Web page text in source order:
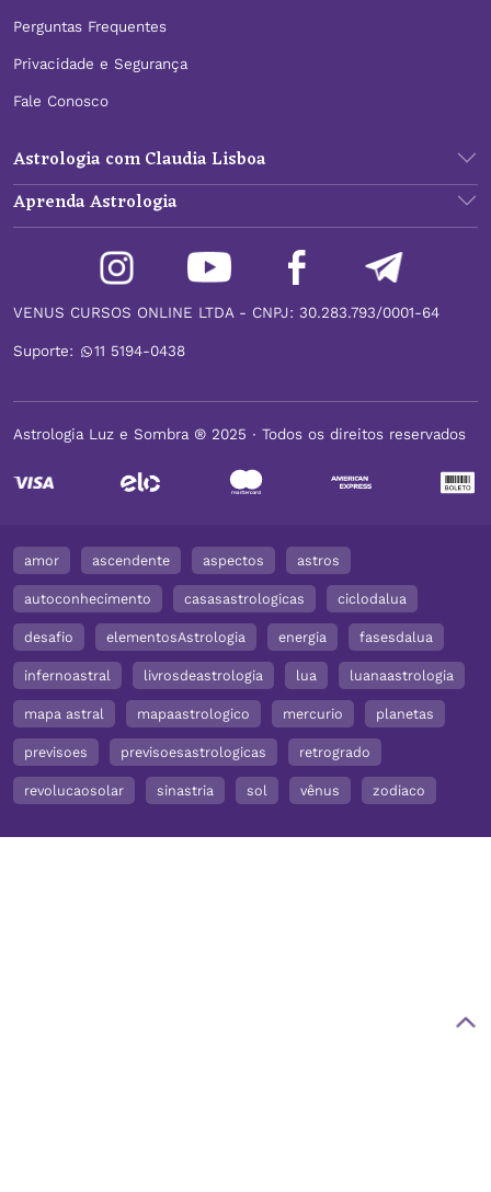
Perguntas Frequentes
Privacidade e Segurança
Fale Conosco
Astrologia com Claudia Lisboa
Aprenda Astrologia
VENUS CURSOS ONLINE LTDA - CNPJ: 30.283.793/0001-64
Suporte: 11 5194-0438
Astrologia Luz e Sombra ® 2025 ∙ Todos os direitos reservados
amor ascendente aspectos astros
autoconhecimento casasastrologicas ciclodalua
desafio elementosAstrologia energia fasesdalua
infernoastral livrosdeastrologia lua luanaastrologia
mapa astral mapaastrologico mercurio planetas
previsoes previsoesastrologicas retrogrado
revolucaosolar sinastria sol vênus zodiaco